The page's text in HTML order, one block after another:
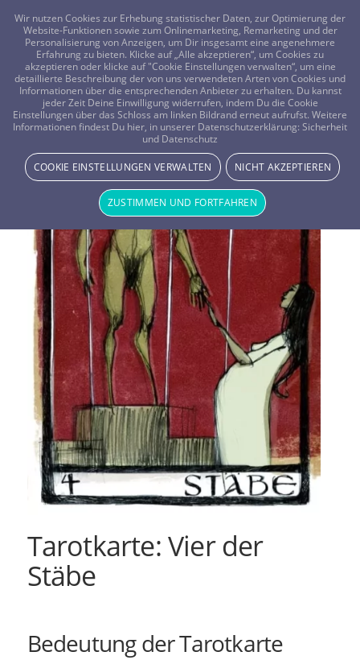
FRAGEN? KOSTENLOS ANRUFEN: 0800-8478266
Tarotkarte: Vier der
Stäbe
Bedeutung der Tarotkarte
Wir nutzen Cookies zur Erhebung statistischer Daten, zur Optimierung der
Website-Funktionen sowie zum Onlinemarketing, Remarketing und der
Personalisierung von Anzeigen, um Dir insgesamt eine angenehmere
Erfahrung zu bieten. Klicke auf „Alle akzeptieren“, um Cookies zu
akzeptieren oder klicke auf "Cookie Einstellungen verwalten“, um eine
detaillierte Beschreibung der von uns verwendeten Arten von Cookies und
Informationen über die entsprechenden Anbieter zu erhalten. Du kannst
jeder Zeit Deine Einwilligung widerrufen, indem Du die Cookie
Einstellungen über das Schloss am linken Bildrand erneut aufrufst. Weitere
Informationen findest Du hier, in unserer Datenschutzerklärung: Sicherheit
und Datenschutz
COOKIE EINSTELLUNGEN VERWALTEN NICHT AKZEPTIEREN
ZUSTIMMEN UND FORTFAHREN